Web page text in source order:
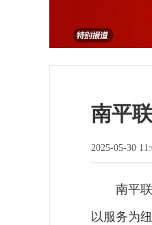
南平
2025-05-30
南平
以服务为